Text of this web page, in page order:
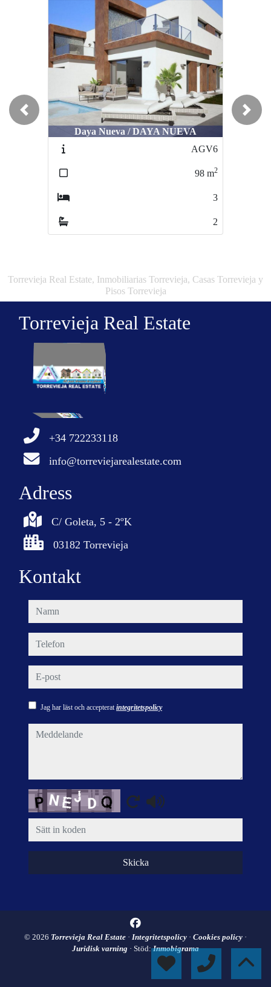
Daya Nueva / DAYA NUEVA
Ciudad Quesada / LAGUNA DE LA
MATA
Previous Next
Torrevieja Real Estate, Inmobiliarias Torrevieja, Casas Torrevieja y
Pisos Torrevieja
Torrevieja Real Estate
+34 722233118
info@torreviejarealestate.com
Adress
C/ Goleta, 5 - 2ºK
03182 Torrevieja
Kontakt
namn
telefon
e-post
Jag har läst och accepteratintegritetspolicy
meddelande
Captcha
Skicka
© 2026 Torrevieja Real Estate · Integritetspolicy · Cookies policy ·
Juridisk varning · Stöd:Inmobigrama